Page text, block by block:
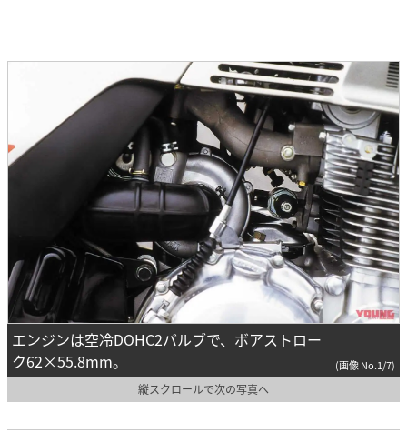
エンジンは空冷DOHC2バルブで、ボアストロー
ク62×55.8mm。
(画像 No.1/7)
縦スクロールで次の写真へ